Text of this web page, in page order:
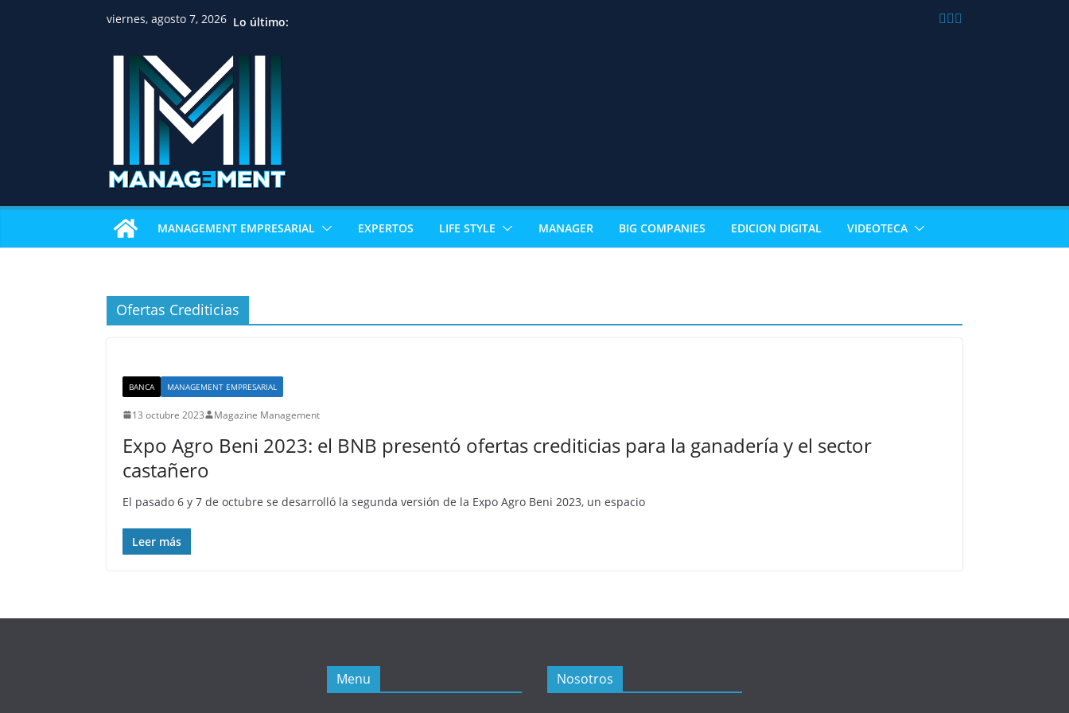
viernes, agosto 7, 2026 Lo último:
MANAGEMENT EMPRESARIAL EXPERTOS LIFE STYLE MANAGER BIG COMPANIES EDICION DIGITAL VIDEOTECA
Ofertas Crediticias
BANCA MANAGEMENT EMPRESARIAL
13 octubre 2023 Magazine Management
Expo Agro Beni 2023: el BNB presentó ofertas crediticias para la ganadería y el sector
castañero
El pasado 6 y 7 de octubre se desarrolló la segunda versión de la Expo Agro Beni 2023, un espacio
Leer más
Menu Nosotros